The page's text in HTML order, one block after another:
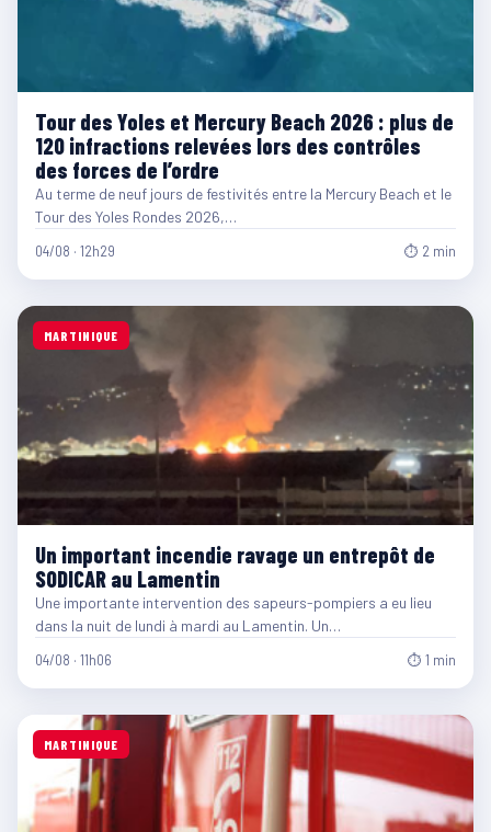
Tour des Yoles et Mercury Beach 2026 : plus de
120 infractions relevées lors des contrôles
des forces de l’ordre
Au terme de neuf jours de festivités entre la Mercury Beach et le
Tour des Yoles Rondes 2026,…
04/08 · 12h29 ⏱ 2 min
MARTINIQUE
Un important incendie ravage un entrepôt de
SODICAR au Lamentin
Une importante intervention des sapeurs-pompiers a eu lieu
dans la nuit de lundi à mardi au Lamentin. Un…
04/08 · 11h06 ⏱ 1 min
MARTINIQUE